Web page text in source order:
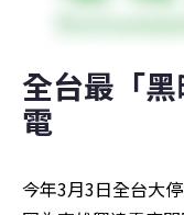
全台最「
電
今年3月3日全台大